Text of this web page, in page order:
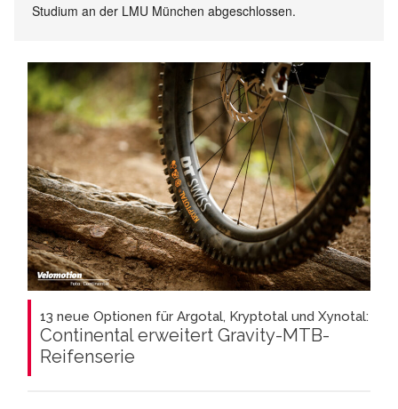
Studium an der LMU München abgeschlossen.
13 neue Optionen für Argotal, Kryptotal und Xynotal:
Continental erweitert Gravity-MTB-
Reifenserie